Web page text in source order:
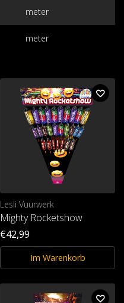
meter
meter
Lesli Vuurwerk
Mighty Rocketshow
€42,99
Im Warenkorb